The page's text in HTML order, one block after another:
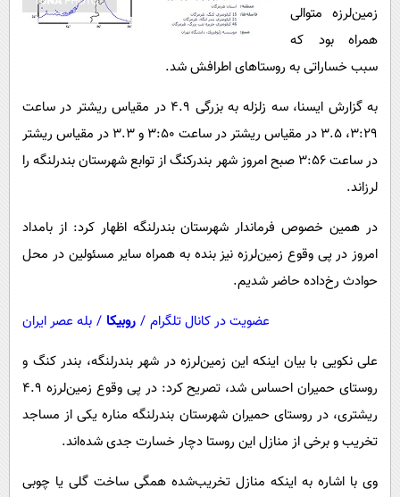
اخبار کریپتو
سرگرمی
باشگاه مغز
مجله تصویری سلاح
فیلم
اقتصاد
ورزش
سیاست
سرگرمی
فناوری
حوادث
محیط زیست
فرهنگی
بین الملل
اجتماعی
عصر ایران 2
خواندنی ها و دیدنی ها
داستان کوتاه
پیامک
روانشناسی
دانلود
آموزش زبان
زمین‌لرزه متوالی
همراه بود که
سبب خساراتی به روستاهای اطرافش شد.
به گزارش ایسنا، سه زلزله به بزرگی 4.9 در مقیاس ریشتر در ساعت
3:29، 3.5 در مقیاس ریشتر در ساعت 3:50 و 3.3 در مقیاس ریشتر
در ساعت 3:56 صبح امروز شهر بندرکنگ از توابع شهرستان بندرلنگه را
لرزاند.
در همین خصوص فرماندار شهرستان بندرلنگه اظهار کرد: از بامداد
امروز در پی وقوع زمین‌لرزه نیز بنده به همراه سایر مسئولین در محل
حوادث رخ‌داده حاضر شدیم.
عضویت در کانال تلگرام / روبیکا / بله عصر ایران
علی نکویی با بیان اینکه این زمین‌لرزه در شهر بندرلنگه، بندر کنگ و
روستای حمیران احساس شد، تصریح کرد: در پی وقوع زمین‌لرزه ۴.۹
ریشتری، در روستای حمیران شهرستان بندرلنگه مناره یکی از مساجد
تخریب و برخی از منازل این روستا دچار خسارت جدی شده‌اند.
وی با اشاره به اینکه منازل تخریب‌شده همگی ساخت گلی یا چوبی